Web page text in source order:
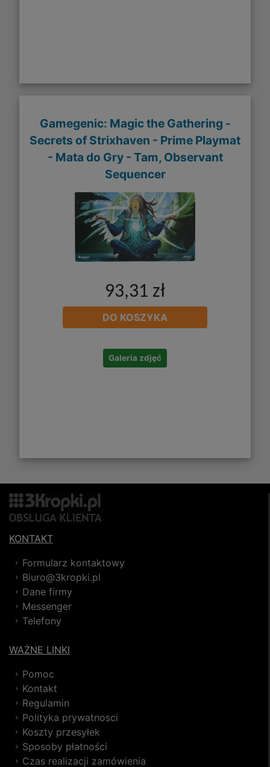
Gamegenic: Magic the Gathering -
Secrets of Strixhaven - Prime Playmat
- Mata do Gry - Tam, Observant
Sequencer
93,31 zł
DO KOSZYKA
Galeria zdjęć
KONTAKT
Formularz kontaktowy
Biuro@3kropki.pl
Dane firmy
Messenger
Telefony
WAŻNE LINKI
Pomoc
Kontakt
Regulamin
Polityka prywatnosci
Koszty przesyłek
Sposoby płatności
Czas realizacji zamówienia